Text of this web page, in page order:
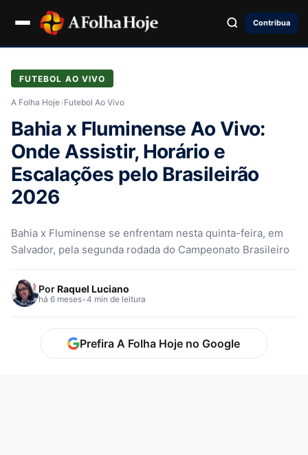
Contribua
FUTEBOL AO VIVO
A Folha Hoje› Futebol Ao Vivo
Bahia x Fluminense Ao Vivo:
Onde Assistir, Horário e
Escalações pelo Brasileirão
2026
Bahia x Fluminense se enfrentam nesta quinta-feira, em
Salvador, pela segunda rodada do Campeonato Brasileiro
PorRaquel Luciano
há 6 meses•4 min de leitura
Prefira A Folha Hoje no Google